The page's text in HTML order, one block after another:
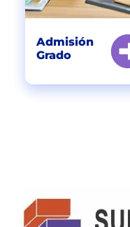
Admisión
Grado